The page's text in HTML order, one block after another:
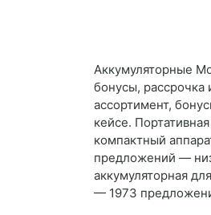
Аккумуляторные
бонусы, рассрочка
ассортимент,
кейсе.
компактный
предложений —
аккумуляторная
— 1973